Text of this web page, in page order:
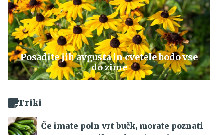
Posadite jih avgusta in cvetele bodo vse
do zime
Triki
Če imate poln vrt bučk, morate poznati